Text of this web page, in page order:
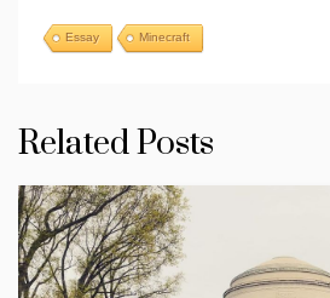
Essay Minecraft
Related Posts